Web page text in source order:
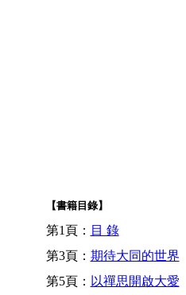
【書籍目錄】
第1頁： 目 錄
第3頁： 期待大同的世界
第5頁： 以禪思開啟大愛